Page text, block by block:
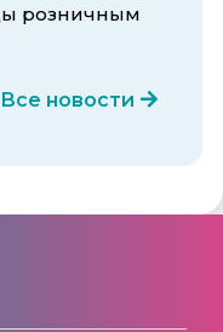
розничным
Все новости